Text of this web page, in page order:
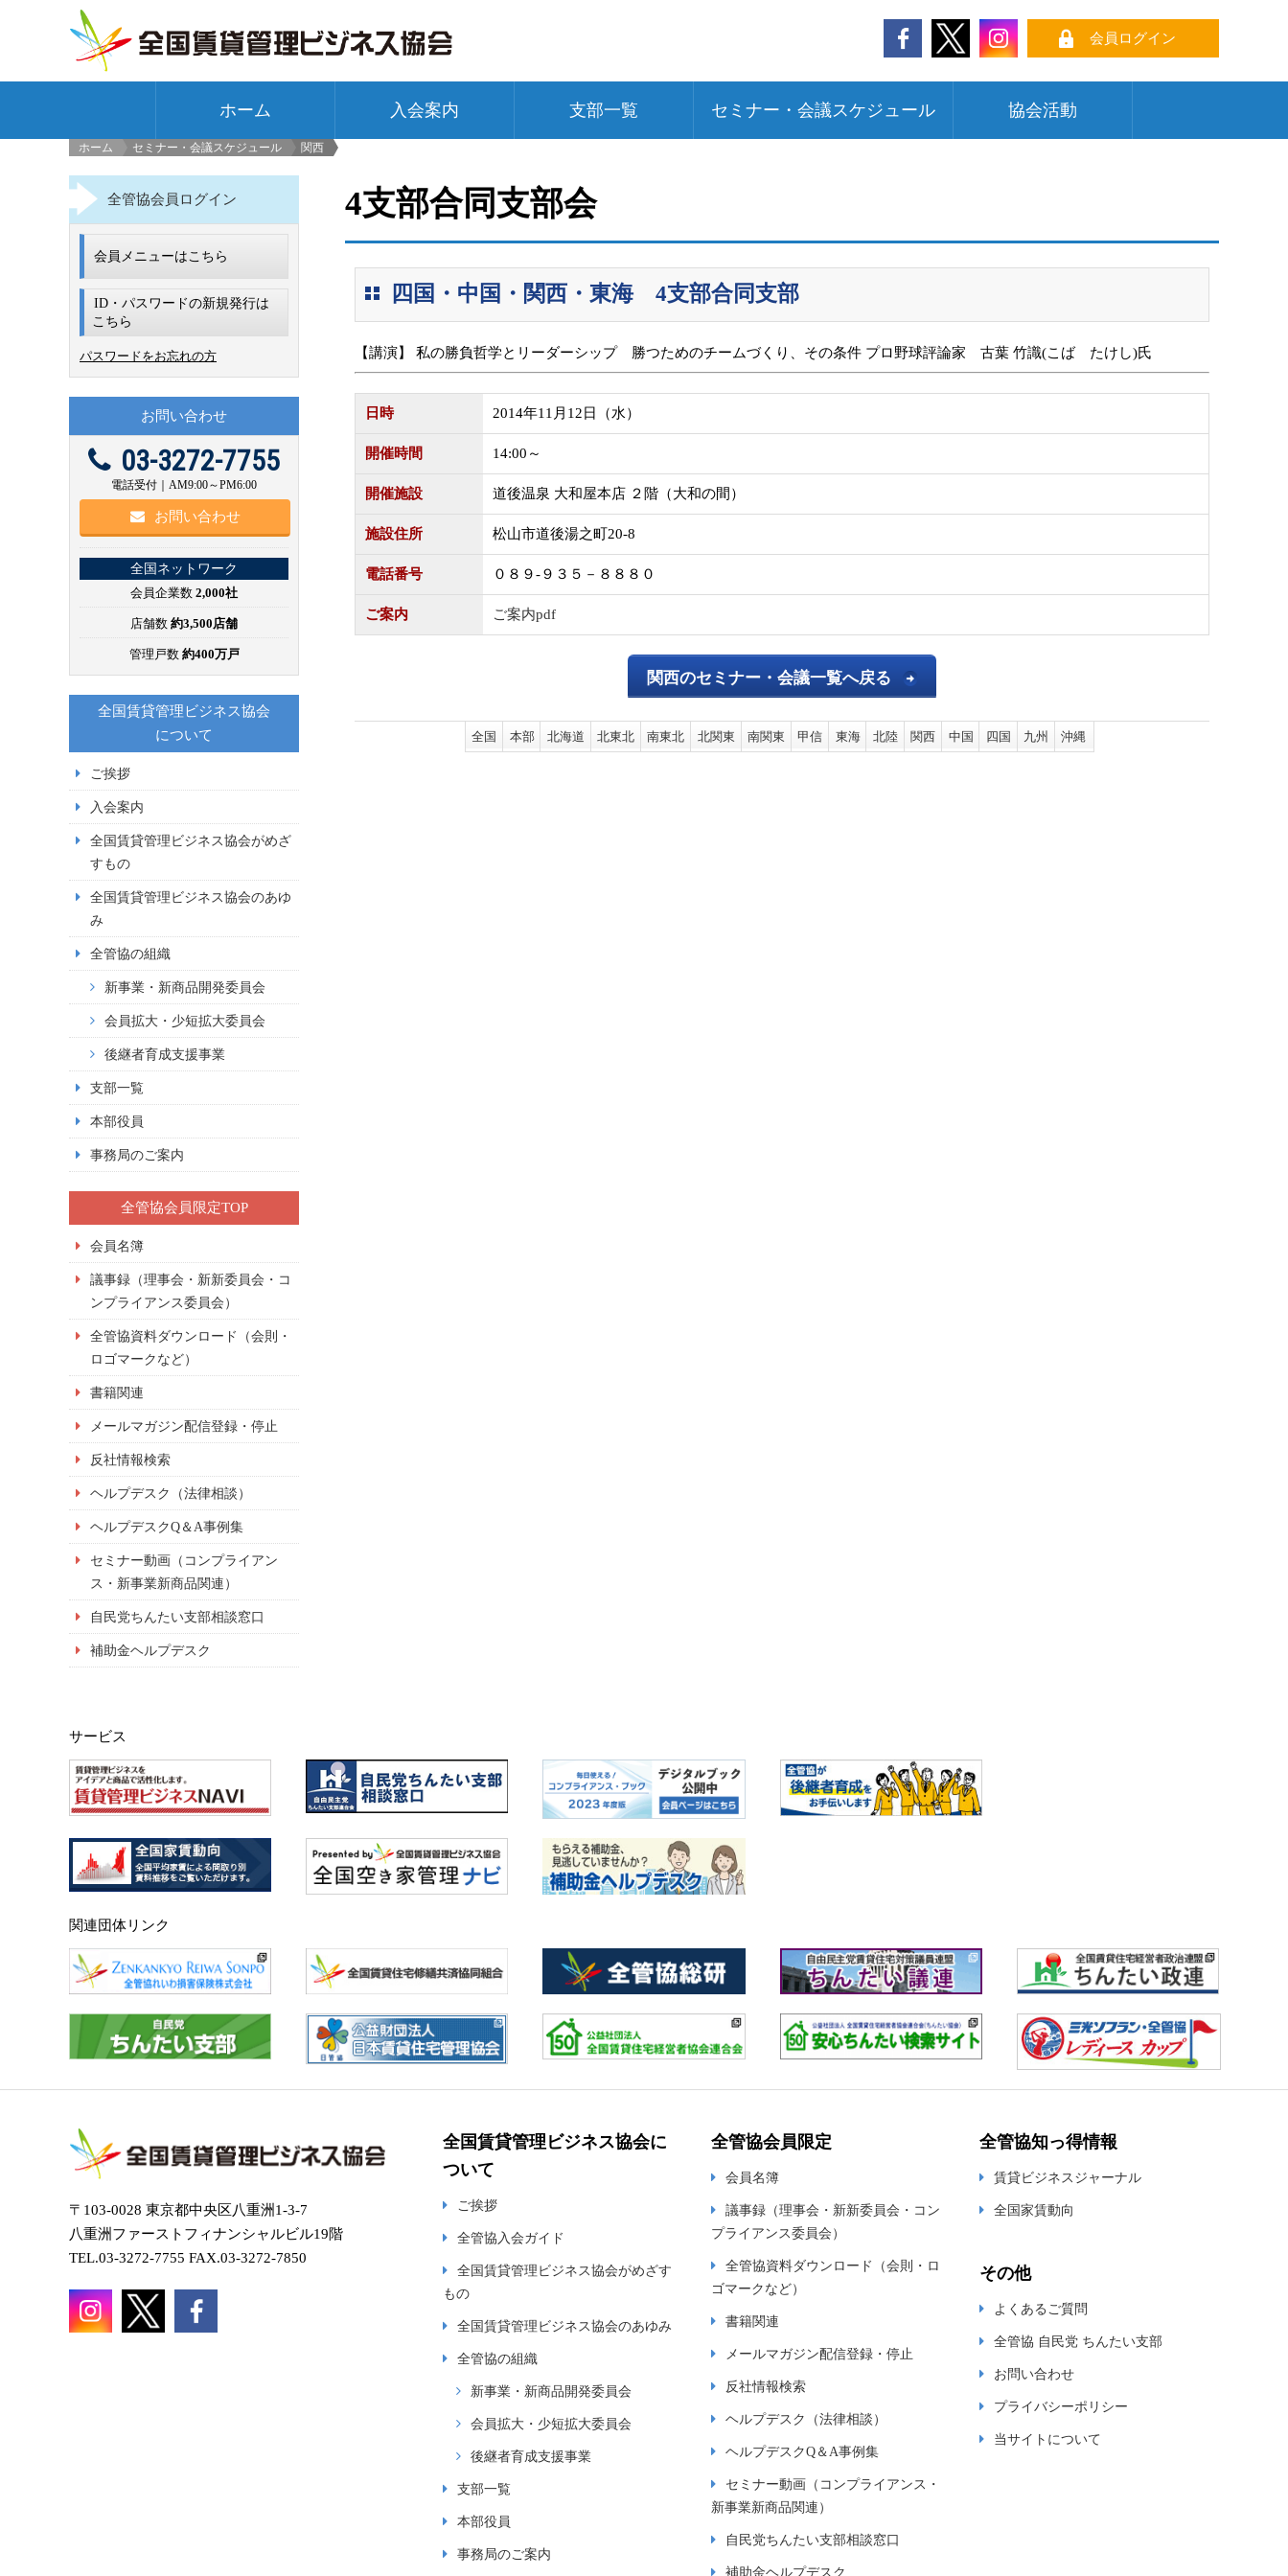
会員ログイン
ホーム 入会案内 支部一覧 セミナー・会議スケジュール 協会活動
ホーム
セミナー・会議スケジュール
関西
4支部合同支部会
四国・中国・関西・東海 4支部合同支部
【講演】 私の勝負哲学とリーダーシップ 勝つためのチームづくり、その条件 プロ野球評論家 古葉 竹識(こば たけし)氏
日時 2014年11月12日（水）
開催時間 14:00～
開催施設 道後温泉 大和屋本店 ２階（大和の間）
施設住所 松山市道後湯之町20-8
電話番号 ０８９-９３５－８８８０
ご案内 ご案内pdf
関西のセミナー・会議一覧へ戻る
全国 本部 北海道 北東北 南東北 北関東 南関東 甲信 東海 北陸 関西 中国 四国 九州 沖縄
全管協会員ログイン
会員メニューはこちら
ID・パスワードの新規発行は
こちら
パスワードをお忘れの方
お問い合わせ
03-3272-7755
電話受付｜AM9:00～PM6:00
お問い合わせ
全国ネットワーク
会員企業数 2,000社
店舗数 約3,500店舗
管理戸数 約400万戸
全国賃貸管理ビジネス協会
について
ご挨拶
入会案内
全国賃貸管理ビジネス協会がめざ
すもの
全国賃貸管理ビジネス協会のあゆ
み
全管協の組織
新事業・新商品開発委員会
会員拡大・少短拡大委員会
後継者育成支援事業
支部一覧
本部役員
事務局のご案内
全管協会員限定TOP
会員名簿
議事録（理事会・新新委員会・コ
ンプライアンス委員会）
全管協資料ダウンロード（会則・
ロゴマークなど）
書籍関連
メールマガジン配信登録・停止
反社情報検索
ヘルプデスク（法律相談）
ヘルプデスクQ＆A事例集
セミナー動画（コンプライアン
ス・新事業新商品関連）
自民党ちんたい支部相談窓口
補助金ヘルプデスク
サービス
関連団体リンク
〒103-0028 東京都中央区八重洲1-3-7
八重洲ファーストフィナンシャルビル19階
TEL.03-3272-7755 FAX.03-3272-7850
全国賃貸管理ビジネス協会に
ついて
ご挨拶
全管協入会ガイド
全国賃貸管理ビジネス協会がめざす
もの
全国賃貸管理ビジネス協会のあゆみ
全管協の組織
新事業・新商品開発委員会
会員拡大・少短拡大委員会
後継者育成支援事業
支部一覧
本部役員
事務局のご案内
全管協会員限定
会員名簿
議事録（理事会・新新委員会・コン
プライアンス委員会）
全管協資料ダウンロード（会則・ロ
ゴマークなど）
書籍関連
メールマガジン配信登録・停止
反社情報検索
ヘルプデスク（法律相談）
ヘルプデスクQ＆A事例集
セミナー動画（コンプライアンス・
新事業新商品関連）
自民党ちんたい支部相談窓口
補助金ヘルプデスク
全管協知っ得情報
賃貸ビジネスジャーナル
全国家賃動向
その他
よくあるご質問
全管協 自民党 ちんたい支部
お問い合わせ
プライバシーポリシー
当サイトについて